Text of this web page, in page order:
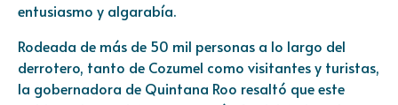
entusiasmo y algarabía.
Rodeada de más de 50 mil personas a lo largo del
derrotero, tanto de Cozumel como visitantes y turistas,
la gobernadora de Quintana Roo resaltó que este